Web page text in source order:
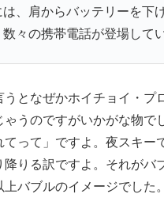
は、肩からバッテリーを下
数々の携帯電話が登場してい
うとなぜかホイチョイ・プ
ゃうのですがいかがな物で
てって」ですよ。夜スキー
降りる訳ですよ。それがバ
バブルのイメージでした。